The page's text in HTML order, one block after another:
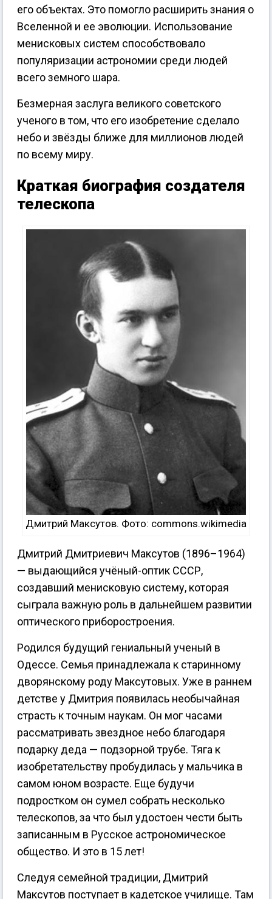
его объектах. Это помогло расширить знания о
Вселенной и ее эволюции. Использование
менисковых систем способствовало
популяризации астрономии среди людей
всего земного шара.
Безмерная заслуга великого советского
ученого в том, что его изобретение сделало
небо и звёзды ближе для миллионов людей
по всему миру.
Краткая биография создателя
телескопа
Дмитрий Максутов. Фото: commons.wikimedia
Дмитрий Дмитриевич Максутов (1896–1964)
— выдающийся учёный-оптик СССР,
создавший менисковую систему, которая
сыграла важную роль в дальнейшем развитии
оптического приборостроения.
Родился будущий гениальный ученый в
Одессе. Семья принадлежала к старинному
дворянскому роду Максутовых. Уже в раннем
детстве у Дмитрия появилась необычайная
страсть к точным наукам. Он мог часами
рассматривать звездное небо благодаря
подарку деда — подзорной трубе. Тяга к
изобретательству пробудилась у мальчика в
самом юном возрасте. Еще будучи
подростком он сумел собрать несколько
телескопов, за что был удостоен чести быть
записанным в Русское астрономическое
общество. И это в 15 лет!
Следуя семейной традиции, Дмитрий
Максутов поступает в кадетское училище. Там